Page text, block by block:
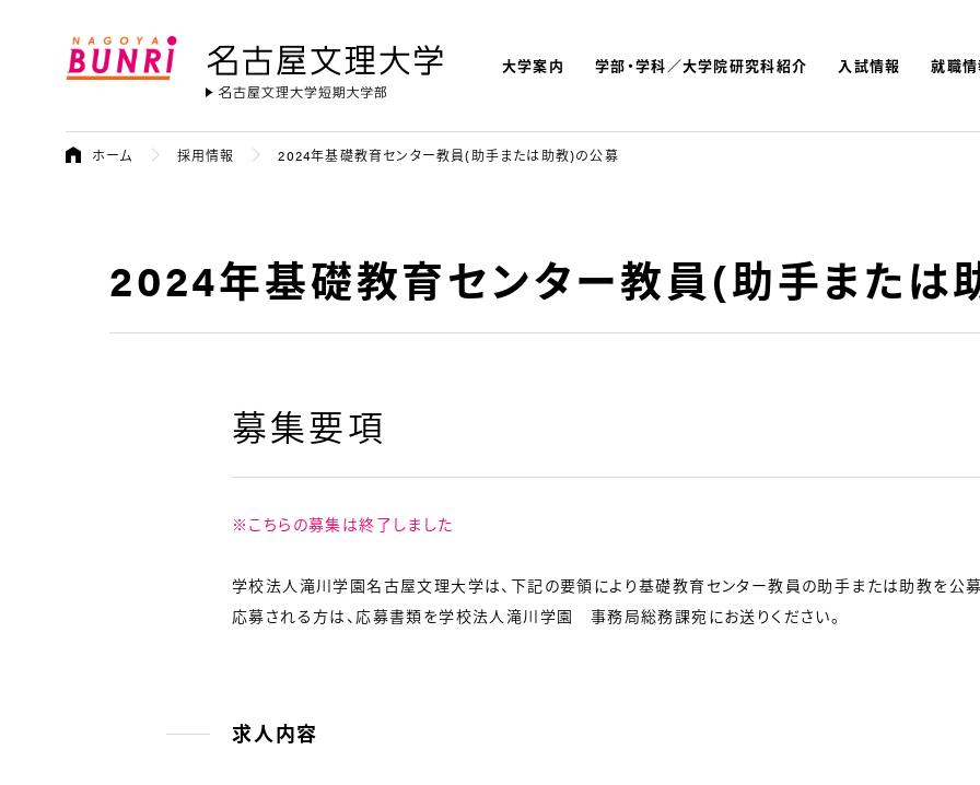
名古屋文理大学
大学案内 学部・学科／大学院研究科紹介 入試情報 就職
よく検索されているキーワ
ホーム 採用情報 2024年基礎教育センター教員(助手または助教)の公募
2024年基礎教育センター教員(助手または
募集要項
※こちらの募集は終了しました
学校法人滝川学園名古屋文理大学は、下記の要領により基礎教育センター教員の助手または助教を公募
応募される方は、応募書類を学校法人滝川学園 事務局総務課宛にお送りください。
求人内容